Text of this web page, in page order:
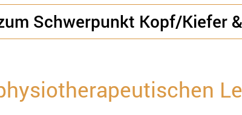
Schwerpunkt Kopf/Kiefer